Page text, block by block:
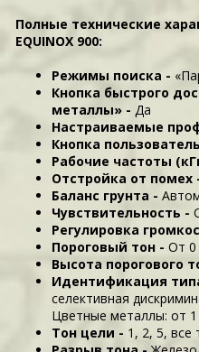
Полные технические
EQUINOX 900:
Режимы поиска -
Кнопка быстрого
металлы» - Да
Настраиваемые
Кнопка
Рабочие частоты
Отстройка от помех
Баланс грунта -
Чувствительность -
Регулировка
Пороговый тон - От 0
Высота порогового
Идентификация
селективная
Цветные металлы: от
Тон цели - 1, 2, 5, все